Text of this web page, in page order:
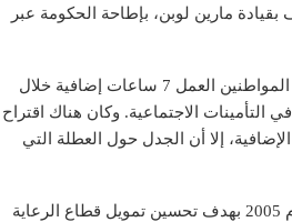
مارين لوبن، بإطاحة الحكومة عبر
الاقتراح الذي تقدمت به السيناتورة المعتدلة إليزابيث دوينو، ينص على إلزام المواطنين العمل 7 ساعات إضافية خلال
الاجتماعية. وكان هناك اقتراح
إلا أن الجدل حول العطلة التي
يُذكر أن فرنسا ألغت «يوم الاثنين من عيد العنصرة» بوصفه عطلة رسمية عام 2005 بهدف تحسين تمويل قطاع الرعاية